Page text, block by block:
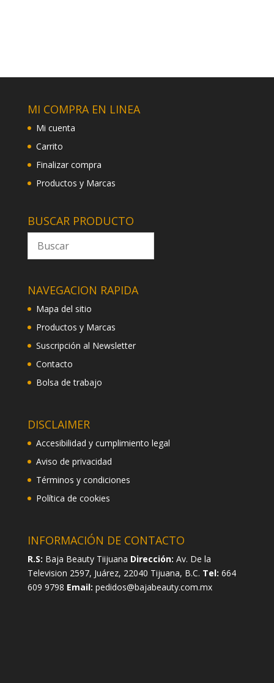
MI COMPRA EN LINEA
Mi cuenta
Carrito
Finalizar compra
Productos y Marcas
BUSCAR PRODUCTO
NAVEGACION RAPIDA
Mapa del sitio
Productos y Marcas
Suscripción al Newsletter
Contacto
Bolsa de trabajo
DISCLAIMER
Accesibilidad y cumplimiento legal
Aviso de privacidad
Términos y condiciones
Política de cookies
INFORMACIÓN DE CONTACTO
R.S: Baja Beauty Tiijuana Dirección: Av. De la
Television 2597, Juárez, 22040 Tijuana, B.C. Tel: 664
609 9798 Email: pedidos@bajabeauty.com.mx